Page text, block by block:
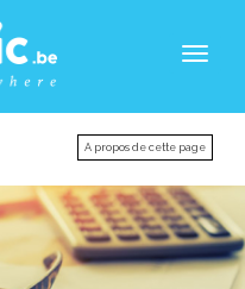
A propos de cette page